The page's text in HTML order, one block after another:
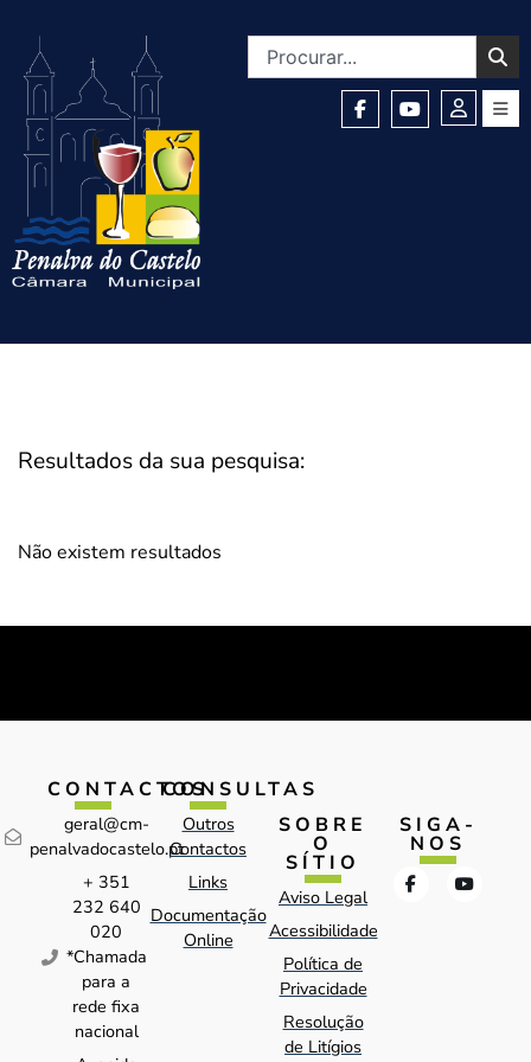
Resultados da sua pesquisa:
Não existem resultados
CONTACTOS
geral@cm-
penalvadocastelo.pt
+ 351
232 640
020
*Chamada
para a
rede fixa
nacional
CONSULTAS
Outros
Contactos
Links
Documentação
Online
SOBRE
O
SÍTIO
Aviso Legal
Acessibilidade
Política de
Privacidade
Resolução
de Litígios
SIGA-
NOS